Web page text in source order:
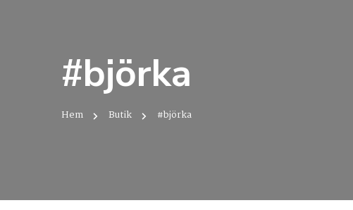
#björka
Hem Butik #björka